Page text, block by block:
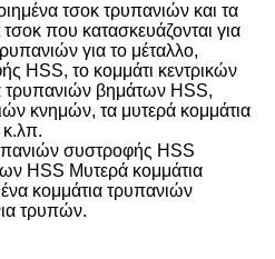
τσοκ τρυπανιών και τα
που κατασκευάζονται για
για το μέταλλο,
HSS, το κομμάτι κεντρικών
τρυπανιών βημάτων HSS,
κνημών, τα μυτερά κομμάτια
κ.λπ.
συστροφής HSS
HSS Μυτερά κομμάτια
κομμάτια τρυπανιών
τρυπών.